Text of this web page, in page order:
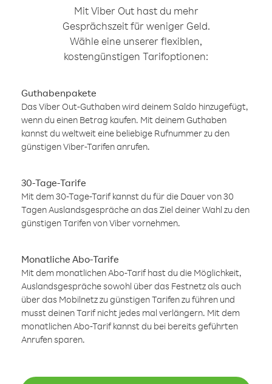
Mit Viber Out hast du mehr
Gesprächszeit für weniger Geld.
Wähle eine unserer flexiblen,
kostengünstigen Tarifoptionen:
Guthabenpakete
Das Viber Out-Guthaben wird deinem Saldo hinzugefügt,
wenn du einen Betrag kaufen. Mit deinem Guthaben
kannst du weltweit eine beliebige Rufnummer zu den
günstigen Viber-Tarifen anrufen.
30-Tage-Tarife
Mit dem 30-Tage-Tarif kannst du für die Dauer von 30
Tagen Auslandsgespräche an das Ziel deiner Wahl zu den
günstigen Tarifen von Viber vornehmen.
Monatliche Abo-Tarife
Mit dem monatlichen Abo-Tarif hast du die Möglichkeit,
Auslandsgespräche sowohl über das Festnetz als auch
über das Mobilnetz zu günstigen Tarifen zu führen und
musst deinen Tarif nicht jedes mal verlängern. Mit dem
monatlichen Abo-Tarif kannst du bei bereits geführten
Anrufen sparen.